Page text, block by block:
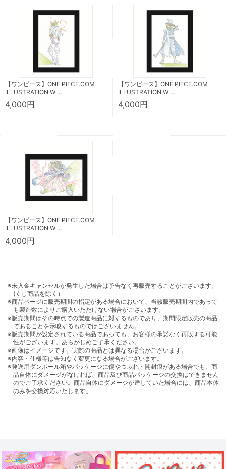
【ワンピース】ONE PIECE.COM
ILLUSTRATION W …
4,000円
【ワンピース】ONE PIECE.COM
ILLUSTRATION W …
4,000円
【ワンピース】ONE PIECE.COM
ILLUSTRATION W …
4,000円
※未入金キャンセルが発生した場合は予告なく再販売することがございます。
(くじ商品を除く）
※商品ページに販売期間の指定がある場合において、当該販売期間内であって
も製造数によりご購入いただけない場合がございます。
※販売期間はその時点での製造商品に対するものであり、期間限定販売の商品
であることを示唆するものではございません。
※販売期間が設定されている商品であっても、お客様の承諾なく再販する可能
性がございます。あらかじめご了承ください。
※画像はイメージです。実際の商品とは異なる場合がございます。
※内容・仕様等は告知なく変更になる場合がございます。
※発送用ダンボール箱やパッケージに傷やつぶれ・開封痕がある場合でも、商
品自体にダメージがなければ、商品及び商品パッケージの交換はできません
のでご了承ください。商品自体にダメージが達していた場合には、商品本体
のみを交換対応いたします。